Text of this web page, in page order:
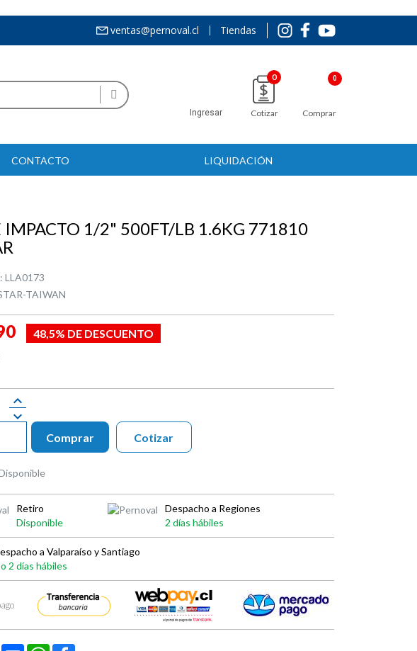
ventas@pernoval.cl Tiendas
Ingresar
0
Cotizar Comprar
CONTACTO LIQUIDACIÓN
IMPACTO 1/2" 500FT/LB 1.6KG 771810
LLA0173
TAIWAN
48,5% DE DESCUENTO
Comprar Cotizar
Retiro
Disponible
Despacho a Regiones
2 días hábiles
a Valparaíso y Santiago
2 días hábiles